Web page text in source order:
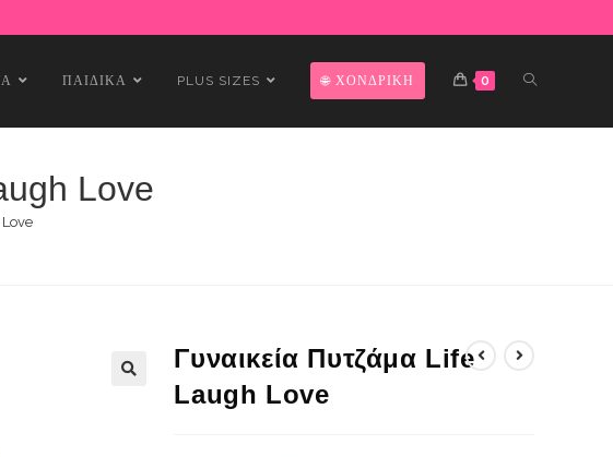
ΠΑΙΔΙΚΑ PLUS SIZES ΧΟΝΔΡΙΚΗ 0
Love
Love
Γυναικεία Πυτζάμα Life
Laugh Love